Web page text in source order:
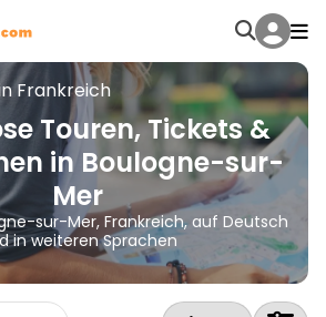
Frankreich
Touren, Tickets &
in Boulogne-sur-
Mer
sur-Mer, Frankreich, auf Deutsch
in weiteren Sprachen